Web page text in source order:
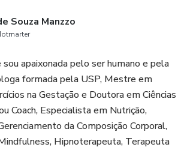
Souza Manzzo
sou apaixonada pelo ser humano e pela
formada pela USP, Mestre em
na Gestação e Doutora em Ciências
Coach, Especialista em Nutrição,
da Composição Corporal,
Hipnoterapeuta, Terapeuta